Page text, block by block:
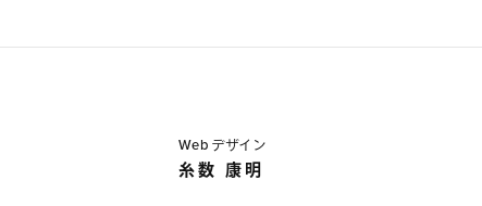
Webデザイン
糸数 康明